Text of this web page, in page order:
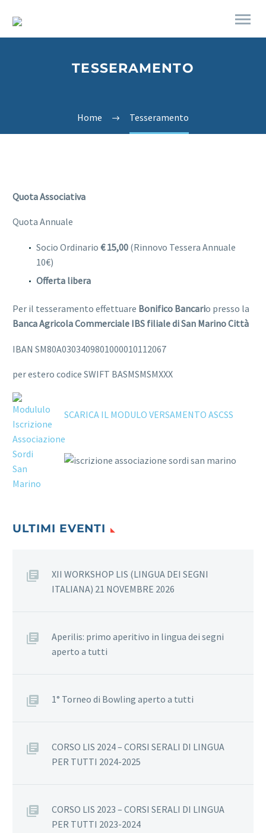
TESSERAMENTO
Home Tesseramento
Quota Associativa
Quota Annuale
Socio Ordinario € 15,00 (Rinnovo Tessera Annuale
10€)
Offerta libera
Per il tesseramento effettuare Bonifico Bancario presso la
Banca Agricola Commerciale IBS filiale di San Marino Città
IBAN SM80A0303409801000010112067
per estero codice SWIFT BASMSMSMXXX
SCARICA IL MODULO VERSAMENTO ASCSS
ULTIMI EVENTI
XII WORKSHOP LIS (LINGUA DEI SEGNI
ITALIANA) 21 NOVEMBRE 2026
Aperilis: primo aperitivo in lingua dei segni
aperto a tutti
1° Torneo di Bowling aperto a tutti
CORSO LIS 2024 – CORSI SERALI DI LINGUA
PER TUTTI 2024-2025
CORSO LIS 2023 – CORSI SERALI DI LINGUA
PER TUTTI 2023-2024